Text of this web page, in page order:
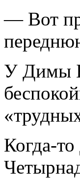
— Вот
У Димы
Когда-